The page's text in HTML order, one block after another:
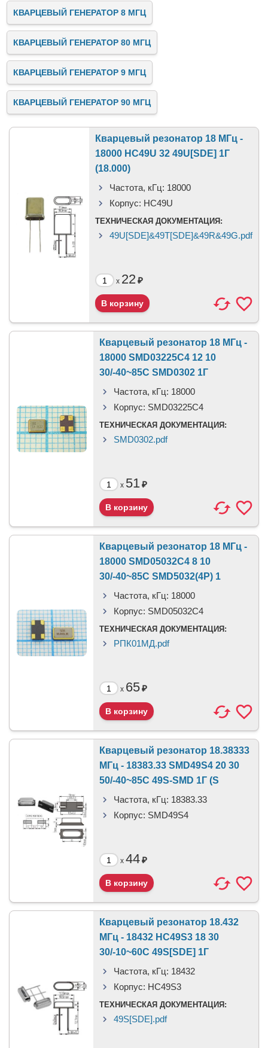
КВАРЦЕВЫЙ ГЕНЕРАТОР 8 МГЦ
КВАРЦЕВЫЙ ГЕНЕРАТОР 80 МГЦ
КВАРЦЕВЫЙ ГЕНЕРАТОР 9 МГЦ
КВАРЦЕВЫЙ ГЕНЕРАТОР 90 МГЦ
Кварцевый резонатор 18 МГц -
18000 HC49U 32 49U[SDE] 1Г
(18.000)
Частота, кГц: 18000
Корпус: HC49U
ТЕХНИЧЕСКАЯ ДОКУМЕНТАЦИЯ:
49U[SDE]&49T[SDE]&49R&49G.pdf
x 22₽
Кварцевый резонатор 18 МГц -
18000 SMD03225C4 12 10
30/-40~85C SMD0302 1Г
Частота, кГц: 18000
Корпус: SMD03225C4
ТЕХНИЧЕСКАЯ ДОКУМЕНТАЦИЯ:
SMD0302.pdf
x 51₽
Кварцевый резонатор 18 МГц -
18000 SMD05032C4 8 10
30/-40~85C SMD5032(4P) 1
Частота, кГц: 18000
Корпус: SMD05032C4
ТЕХНИЧЕСКАЯ ДОКУМЕНТАЦИЯ:
РПК01МД.pdf
x 65₽
Кварцевый резонатор 18.38333
МГц - 18383.33 SMD49S4 20 30
50/-40~85C 49S-SMD 1Г (S
Частота, кГц: 18383.33
Корпус: SMD49S4
x 44₽
Кварцевый резонатор 18.432
МГц - 18432 HC49S3 18 30
30/-10~60C 49S[SDE] 1Г
Частота, кГц: 18432
Корпус: HC49S3
ТЕХНИЧЕСКАЯ ДОКУМЕНТАЦИЯ:
49S[SDE].pdf